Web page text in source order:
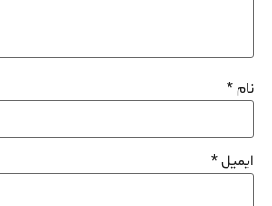
نام*
ایمیل*